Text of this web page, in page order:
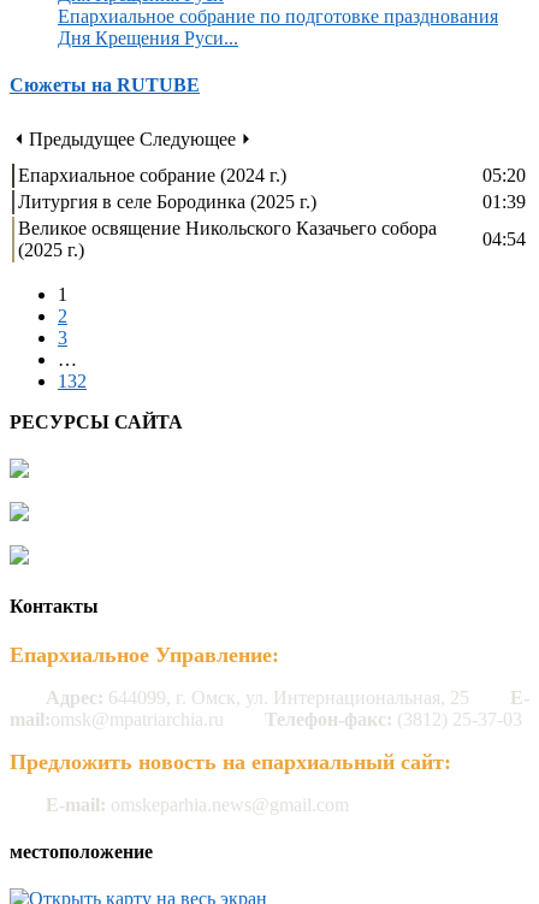
Епархиальное собрание по подготовке празднования
Дня Крещения Руси...
Сюжеты на RUTUBE
⏴ Предыдущее Следующее ⏵
Епархиальное собрание (2024 г.)
05:20
Литургия в селе Бородинка (2025 г.)
01:39
Великое освящение Никольского Казачьего собора
(2025 г.)
04:54
1
2
3
…
132
РЕСУРСЫ САЙТА
Контакты
Епархиальное Управление:
Адрес: 644099, г. Омск, ул. Интернациональная, 25
E-
mail:omsk@mpatriarchia.ru Телефон-факс: (3812) 25-37-03
Предложить новость на епархиальный сайт:
E-mail: omskeparhia.news@gmail.com
местоположение